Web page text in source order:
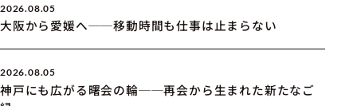
2026.08.05
大阪から愛媛へ──移動時間も仕事は止まらない
2026.08.05
神戸にも広がる曙会の輪──再会から生まれた新たなご